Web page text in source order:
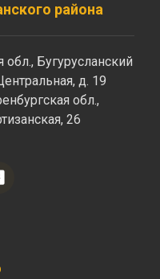
района
Бугурусланский
д. 19
обл.,
26